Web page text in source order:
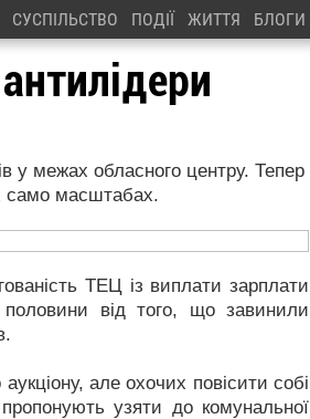
СУСПІЛЬСТВО ПОДІЇ ЖИТТЯ БЛОГИ
у межах обласного центру. Тепер
само масштабах.
ТЕЦ із виплати зарплати
від того, що завинили
але охочих повісити собі
узяти до комунальної